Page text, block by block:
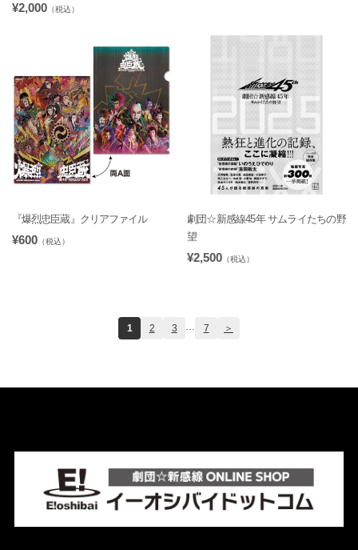
¥2,000 （税込）
『爆烈忠臣蔵』クリアファイル
¥600 （税込）
劇団☆新感線45年 サムライたちの野
望
¥2,500 （税込）
1 2 3 7 ＞